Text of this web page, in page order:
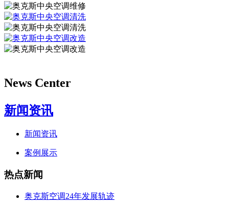
News Center
新闻资讯
新闻资讯
案例展示
热点新闻
奥克斯空调24年发展轨迹